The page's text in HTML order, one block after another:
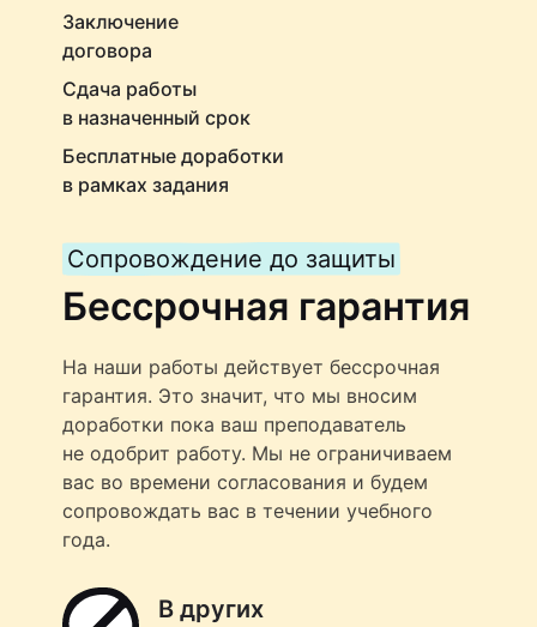
Заключение
договора
Сдача работы
в назначенный срок
Бесплатные доработки
в рамках задания
Сопровождение до защиты
Бессрочная гарантия
На наши работы действует бессрочная
гарантия. Это значит, что мы вносим
доработки пока ваш преподаватель
не одобрит работу. Мы не ограничиваем
вас во времени согласования и будем
сопровождать вас в течении учебного
года.
В других